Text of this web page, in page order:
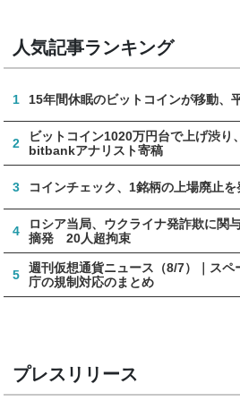
人気記事ランキング
1 15年間休眠のビットコインが移動、
2
ビットコイン1020万円台で上げ渋り
bitbankアナリスト寄稿
3 コインチェック、1銘柄の上場廃止を
4
ロシア当局、ウクライナ発詐欺に関
摘発 20人超拘束
5
週刊仮想通貨ニュース（8/7）｜ス
庁の規制対応のまとめ
プレスリリース